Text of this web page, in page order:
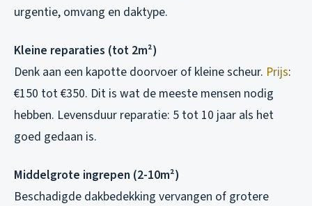
urgentie, omvang en daktype.
Kleine reparaties (tot 2m²)
Denk aan een kapotte doorvoer of kleine scheur. Prijs:
€150 tot €350. Dit is wat de meeste mensen nodig
hebben. Levensduur reparatie: 5 tot 10 jaar als het
goed gedaan is.
Middelgrote ingrepen (2-10m²)
Beschadigde dakbedekking vervangen of grotere